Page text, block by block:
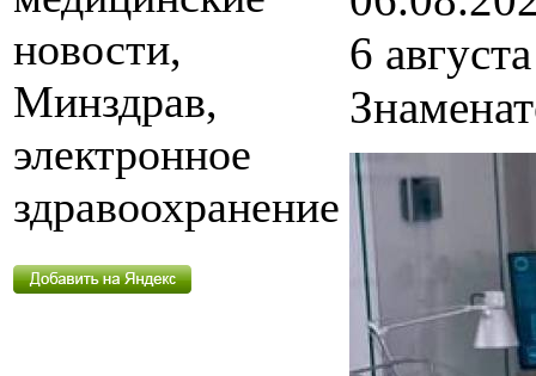
новости,
Минздрав,
электронное
здравоохранение
6